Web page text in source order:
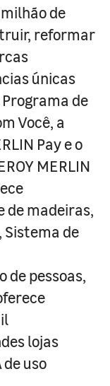
de
reformar
únicas
de
Você, a
Pay e o
MERLIN
de madeiras,
de
de pessoas,
lojas
uso